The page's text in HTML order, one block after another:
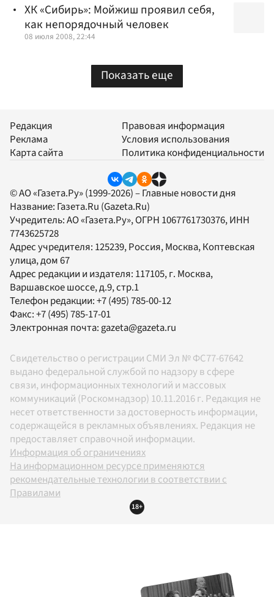
ХК «Сибирь»: Мойжиш проявил себя,
как непорядочный человек
08 июля 2008, 22:44
Показать еще
Редакция
Реклама
Карта сайта
Правовая информация
Условия использования
Политика конфиденциальности
© АО «Газета.Ру» (1999-2026) – Главные новости дня
Название: Газета.Ru (Gazeta.Ru)
Учредитель:АО «Газета.Ру», ОГРН 1067761730376, ИНН
7743625728
Адрес учредителя: 125239, Россия, Москва, Коптевская
улица, дом 67
Адрес редакции и издателя: 117105, г. Москва,
Варшавское шоссе, д.9, стр.1
Телефон редакции:+7 (495) 785-00-12
Факс:+7 (495) 785-17-01
Электронная почта: gazeta@gazeta.ru
Свидетельство о регистрации СМИ Эл № ФС77-67642
выдано федеральной службой по надзору в сфере
связи, информационных технологий и массовых
коммуникаций (Роскомнадзор) 10.11.2016 г. Редакция не
несет ответственности за достоверность информации,
содержащейся в рекламных объявлениях. Редакция не
предоставляет справочной информации.
Информация об ограничениях
На информационном ресурсе применяются
рекомендательные технологии в соответствии с
Правилами
18+